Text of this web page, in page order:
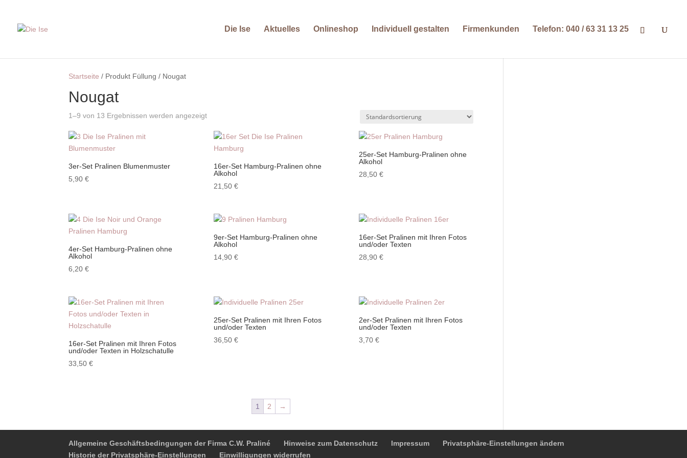
Die Ise Aktuelles Onlineshop Individuell gestalten Firmenkunden Telefon: 040 / 63 31 13 25
Startseite / Produkt Füllung / Nougat
Nougat
1–9 von 13 Ergebnissen werden angezeigt
3er-Set Pralinen Blumenmuster
5,90€
16er-Set Hamburg-Pralinen ohne
Alkohol
21,50 €
25er-Set Hamburg-Pralinen ohne
Alkohol
28,50 €
4er-Set Hamburg-Pralinen ohne
Alkohol
6,20€
9er-Set Hamburg-Pralinen ohne
Alkohol
14,90 €
16er-Set Pralinen mit Ihren Fotos
und/oder Texten
28,90 €
16er-Set Pralinen mit Ihren Fotos
und/oder Texten in Holzschatulle
33,50€
25er-Set Pralinen mit Ihren Fotos
und/oder Texten
36,50 €
2er-Set Pralinen mit Ihren Fotos
und/oder Texten
3,70 €
1 2 →
Allgemeine Geschäftsbedingungen der Firma C.W. Praliné Hinweise zum Datenschutz Impressum
Privatsphäre-Einstellungen ändern
Historie der Privatsphäre-Einstellungen
Einwilligungen widerrufen